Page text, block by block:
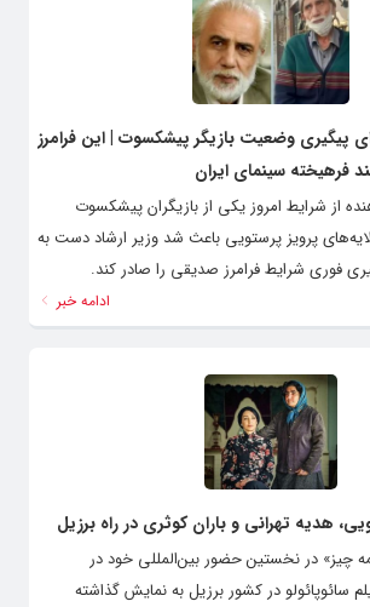
پیگیری وضعیت بازیگر پیشکسوت | این فرامرز
فرهیخته سینمای ایران
از شرایط امروز یکی از بازیگران پیشکسوت
پرویز پرستویی باعث شد وزیر ارشاد دست به
فوری شرایط فرامرز صدیقی را صادر کند.
ادامه خبر
هدیه تهرانی و باران کوثری در راه برزیل
چیز» در نخستین حضور بین‌المللی خود در
سائوپائولو در کشور برزیل به نمایش گذاشته